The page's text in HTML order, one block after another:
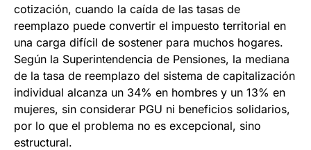
cotización, cuando la caída de las tasas de
reemplazo puede convertir el impuesto territorial en
una carga difícil de sostener para muchos hogares.
Según la Superintendencia de Pensiones, la mediana
de la tasa de reemplazo del sistema de capitalización
individual alcanza un 34% en hombres y un 13% en
mujeres, sin considerar PGU ni beneficios solidarios,
por lo que el problema no es excepcional, sino
estructural.